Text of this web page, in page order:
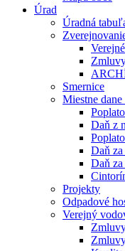
Úrad
Úradná
Smernice
Miestne
Daň z
Daň za
Daň
Projekty
Odpadové
Verejný